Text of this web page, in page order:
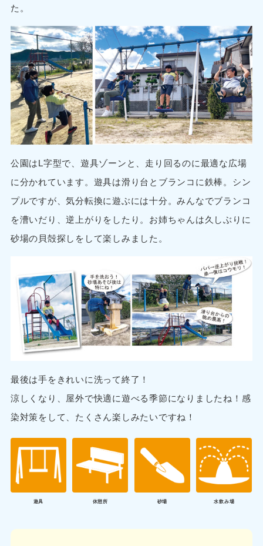
た。
公園はL字型で、遊具ゾーンと、走り回るのに最適な広場
に分かれています。遊具は滑り台とブランコに鉄棒。シン
プルですが、気分転換に遊ぶには十分。みんなでブランコ
を漕いだり、逆上がりをしたり。お姉ちゃんは久しぶりに
砂場の貝殻探しをして楽しみました。
最後は手をきれいに洗って終了！
涼しくなり、屋外で快適に遊べる季節になりましたね！感
染対策をして、たくさん楽しみたいですね！
遊具 休憩所 砂場 水飲み場